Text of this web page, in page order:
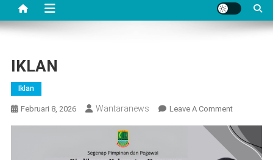
IKLAN
Iklan
Februari 8, 2026 Wantaranews Leave A CommentOn